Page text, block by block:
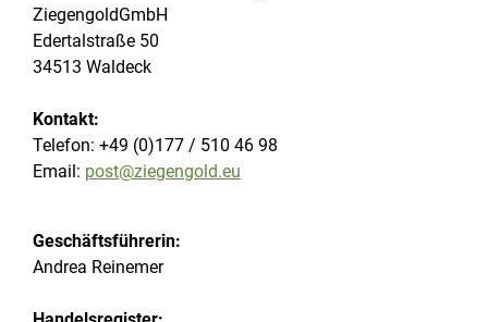
ZiegengoldGmbH
Edertalstraße 50
34513 Waldeck
Kontakt:
Telefon: +49 (0)177 / 510 46 98
Email: post@ziegengold.eu
Geschäftsführerin:
Andrea Reinemer